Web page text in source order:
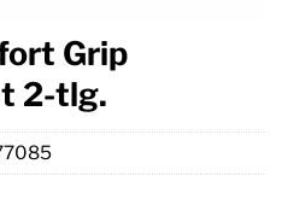
Grip
2-tlg.